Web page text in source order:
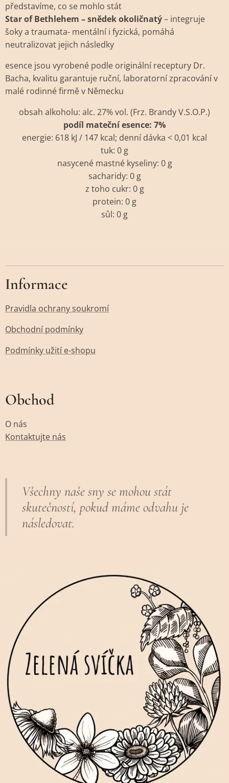
představíme, co se mohlo stát
Star of Bethlehem – snědek okoličnatý– integruje
šoky a traumata- mentální i fyzická, pomáhá
neutralizovat jejich následky
esence jsou vyrobené podle originální receptury Dr.
Bacha, kvalitu garantuje ruční, laboratorní zpracování v
malé rodinné firmě v Německu
obsah alkoholu: alc. 27% vol. (Frz. Brandy V.S.O.P.)
podíl mateční esence: 7%
energie: 618 kJ / 147 kcal; denní dávka < 0,01 kcal
tuk: 0 g
nasycené mastné kyseliny: 0 g
sacharidy: 0 g
z toho cukr: 0 g
protein: 0 g
sůl: 0 g
Informace
Pravidla ochrany soukromí
Obchodní podmínky
Podmínky užití e-shopu
Obchod
O nás
Kontaktujte nás
Všechny naše sny se mohou stát
skutečností, pokud máme odvahu je
následovat.